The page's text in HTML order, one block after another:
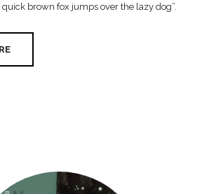
quick brown fox jumps over the lazy dog”.